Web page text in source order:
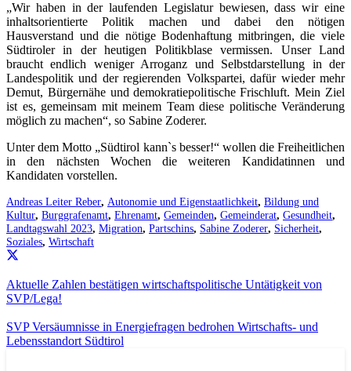
„Wir haben in der laufenden Legislatur bewiesen, dass wir eine
inhaltsorientierte Politik machen und dabei den nötigen
Hausverstand und die nötige Bodenhaftung mitbringen, die viele
Südtiroler in der heutigen Politikblase vermissen. Unser Land
braucht endlich weniger Arroganz und Selbstdarstellung in der
Landespolitik und der regierenden Volkspartei, dafür wieder mehr
Demut, Bürgernähe und demokratiepolitische Frischluft. Mein Ziel
ist es, gemeinsam mit meinem Team diese politische Veränderung
möglich zu machen“, so Sabine Zoderer.
Unter dem Motto „Südtirol kann`s besser!“ wollen die Freiheitlichen
in den nächsten Wochen die weiteren Kandidatinnen und
Kandidaten vorstellen.
Andreas Leiter Reber, Autonomie und Eigenstaatlichkeit, Bildung und
Kultur, Burggrafenamt, Ehrenamt, Gemeinden, Gemeinderat, Gesundheit,
Landtagswahl 2023, Migration, Partschins, Sabine Zoderer, Sicherheit,
Soziales, Wirtschaft
Aktuelle Zahlen bestätigen wirtschaftspolitische Untätigkeit von
SVP/Lega!
SVP Versäumnisse in Energiefragen bedrohen Wirtschafts- und
Lebensstandort Südtirol